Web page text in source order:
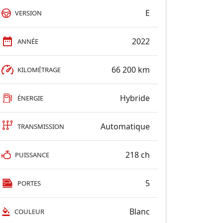
VERSION E
ANNÉE 2022
KILOMÉTRAGE 66 200 km
ÉNERGIE Hybride
TRANSMISSION Automatique
PUISSANCE 218 ch
PORTES 5
COULEUR Blanc